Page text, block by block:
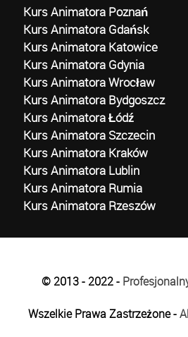
Kurs Animatora Poznań
Kurs Animatora Gdańsk
Kurs Animatora Katowice
Kurs Animatora Gdynia
Kurs Animatora Wrocław
Kurs Animatora Bydgoszcz
Kurs Animatora Łódź
Kurs Animatora Szczecin
Kurs Animatora Kraków
Kurs Animatora Lublin
Kurs Animatora Rumia
Kurs Animatora Rzeszów
© 2013 - 2022 -
Wszelkie Prawa Zastrzeżone -